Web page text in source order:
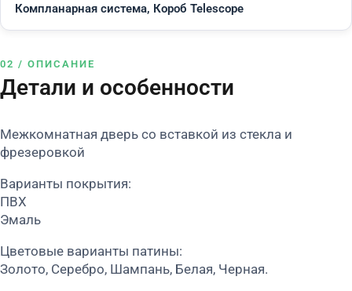
Компланарная система, Короб Telescope
02 / ОПИСАНИЕ
Детали и особенности
Межкомнатная дверь со вставкой из стекла и
фрезеровкой
Варианты покрытия:
ПВХ
Эмаль
Цветовые варианты патины:
Золото, Серебро, Шампань, Белая, Черная.